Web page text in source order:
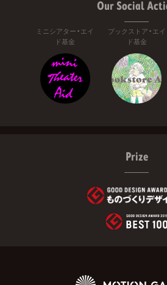
Our Social
ミニシアター・エイ
ド基金
ブックストア・エイ
ド基金
Prize